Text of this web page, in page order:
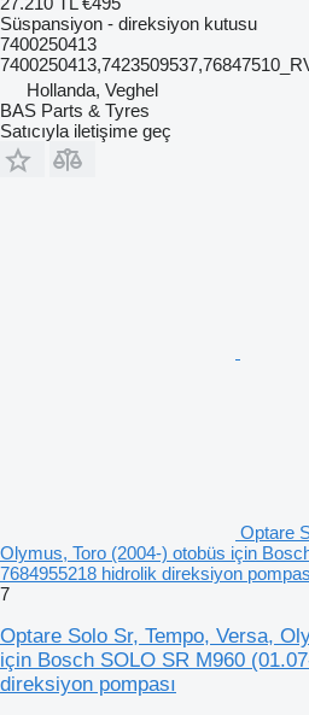
Süspansiyon - direksiyon kutusu
7400250413
Hollanda, Veghel
BAS Parts & Tyres
Satıcıyla iletişime geç
Optare
Olymus, Toro (2004-) otobüs için
7684955218 hidrolik direksiyon
7
Optare Solo Sr, Tempo, Versa,
için Bosch SOLO SR M960
direksiyon pompası